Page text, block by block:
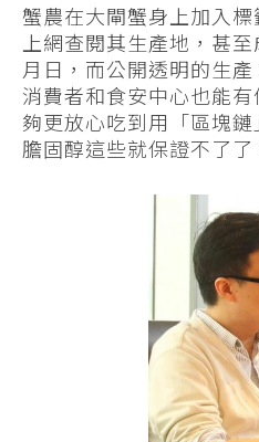
蟹農在大閘蟹身上加入
上網查閱其生產地，甚
月日，而公開透明的生
消費者和食安中心也能
夠更放心吃到用「區塊
膽固醇這些就保證不了了